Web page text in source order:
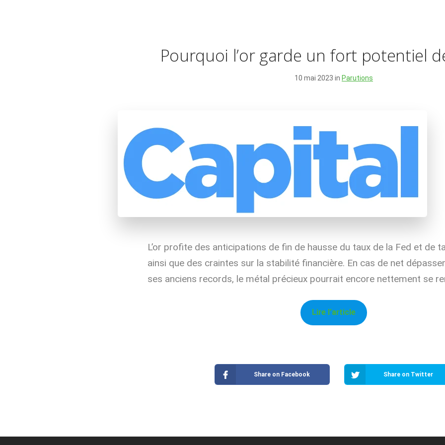
Pourquoi l’or garde un fort potentiel
10 mai 2023 in Parutions
L’or profite des anticipations de fin de hausse du taux de la Fed et de
ainsi que des craintes sur la stabilité financière. En cas de net
ses anciens records, le métal précieux pourrait encore nettement se
Lire l’article
Share on Facebook Share on Twitter